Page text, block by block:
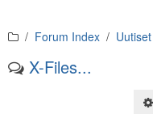
Forum Index
X-Files...